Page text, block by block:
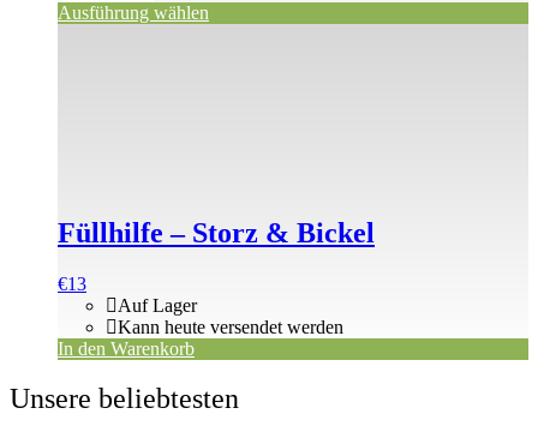
Ausführung wählen
Füllhilfe – Storz & Bickel
€13
Auf Lager
Kann heute versendet werden
In den Warenkorb
Unsere beliebtesten